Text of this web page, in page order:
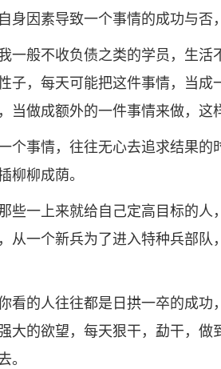
因素导致一个事情的成功与否
般不收负债之类的学员，生活
子，每天可能把这件事情，当
当做成额外的一件事情来做，这
事情，往往无心去追求结果的
柳柳成荫。
一上来就给自己定高目标的人
从一个新兵为了进入特种兵部
的人往往都是日拱一卒的成功
大的欲望，每天狠干，勐干，
。